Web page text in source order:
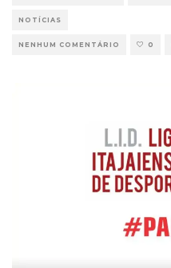
NOTÍCIAS
NENHUM COMENTÁRIO 0